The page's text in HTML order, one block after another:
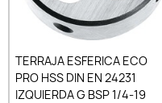
TERRAJA ESFERICA ECO
PRO HSS DIN EN 24231
IZQUIERDA G BSP 1/4-19